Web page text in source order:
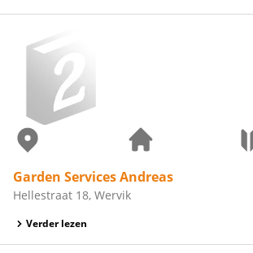
Garden Services Andreas
Hellestraat 18, Wervik
Verder lezen